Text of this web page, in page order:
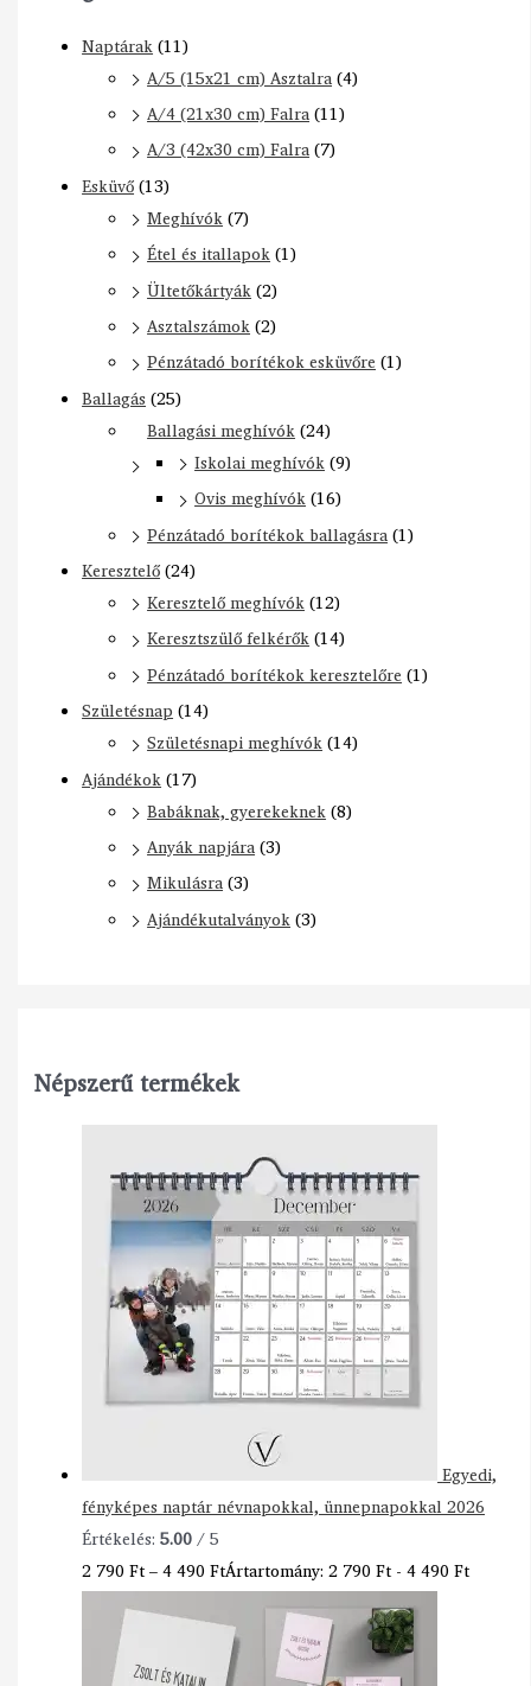
Naptárak(11)
A/5 (15x21 cm) Asztalra(4)
A/4 (21x30 cm) Falra(11)
A/3 (42x30 cm) Falra(7)
Esküvő(13)
Meghívók(7)
Étel és itallapok(1)
Ültetőkártyák(2)
Asztalszámok(2)
Pénzátadó borítékok esküvőre (1)
Ballagás (25)
Ballagási meghívók(24)
Iskolai meghívók(9)
Ovis meghívók(16)
Pénzátadó borítékok ballagásra(1)
Keresztelő(24)
Keresztelő meghívók(12)
Keresztszülő felkérők(14)
Pénzátadó borítékok keresztelőre (1)
Születésnap (14)
Születésnapi meghívók(14)
Ajándékok(17)
Babáknak, gyerekeknek(8)
Anyák napjára(3)
Mikulásra(3)
Ajándékutalványok(3)
Népszerű termékek
Egyedi,
fényképes naptár névnapokkal, ünnepnapokkal 2026
Értékelés:5.00/ 5
2 790Ft–4 490FtÁrtartomány: 2 790 Ft - 4 490 Ft